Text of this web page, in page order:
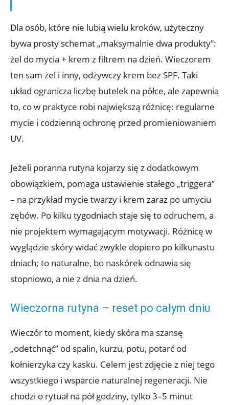
Dla osób, które nie lubią wielu kroków, użyteczny
bywa prosty schemat „maksymalnie dwa produkty”:
żel do mycia + krem z filtrem na dzień. Wieczorem
ten sam żel i inny, odżywczy krem bez SPF. Taki
układ ogranicza liczbę butelek na półce, ale zapewnia
to, co w praktyce robi największą różnicę: regularne
mycie i codzienną ochronę przed promieniowaniem
UV.
Jeżeli poranna rutyna kojarzy się z dodatkowym
obowiązkiem, pomaga ustawienie stałego „triggera”
– na przykład mycie twarzy i krem zaraz po umyciu
zębów. Po kilku tygodniach staje się to odruchem, a
nie projektem wymagającym motywacji. Różnicę w
wyglądzie skóry widać zwykle dopiero po kilkunastu
dniach; to naturalne, bo naskórek odnawia się
stopniowo, a nie z dnia na dzień.
Wieczorna rutyna – reset po całym dniu
Wieczór to moment, kiedy skóra ma szansę
„odetchnąć” od spalin, kurzu, potu, potarć od
kołnierzyka czy kasku. Celem jest zdjęcie z niej tego
wszystkiego i wsparcie naturalnej regeneracji. Nie
chodzi o rytuał na pół godziny, tylko 3–5 minut